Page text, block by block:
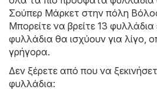
Σούπερ Μάρκετ στην πόλη
Μπορείτε να βρείτε 13
φυλλάδια θα ισχύουν για λίγο,
γρήγορα.
Δεν ξέρετε από που να
φυλλάδια: